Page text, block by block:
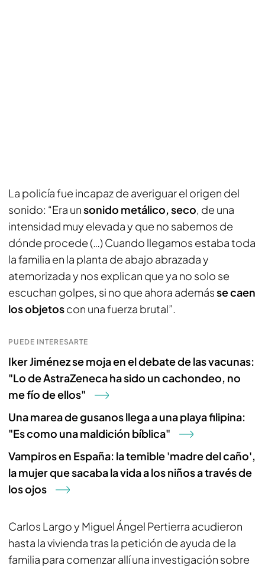
La policía fue incapaz de averiguar el origen del
sonido: “Era unsonido metálico, seco, de una
intensidad muy elevada y que no sabemos de
dónde procede (…) Cuando llegamos estaba toda
la familia en la planta de abajo abrazada y
atemorizada y nos explican que ya no solo se
escuchan golpes, si no que ahora ademásse caen
los objetoscon una fuerza brutal”.
PUEDE INTERESARTE
Iker Jiménez se moja en el debate de las vacunas:
"Lo de AstraZeneca ha sido un cachondeo, no
me fío de ellos"
Una marea de gusanos llega a una playa filipina:
"Es como una maldición bíblica"
Vampiros en España: la temible 'madre del caño',
la mujer que sacaba la vida a los niños a través de
los ojos
Carlos Largo y Miguel Ángel Pertierra acudieron
hasta la vivienda tras la petición de ayuda de la
familia para comenzar allí una investigación sobre